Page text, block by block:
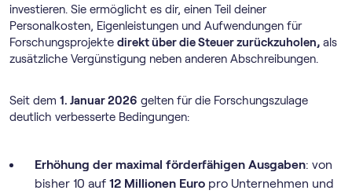
investieren. Sie ermöglicht es dir, einen Teil deiner
Personalkosten, Eigenleistungen und Aufwendungen für
Forschungsprojekte direkt über die Steuer zurückzuholen, als
zusätzliche Vergünstigung neben anderen Abschreibungen.
Seit dem 1. Januar 2026 gelten für die Forschungszulage
deutlich verbesserte Bedingungen:
Erhöhung der maximal förderfähigen Ausgaben: von
bisher 10 auf 12 Millionen Euro pro Unternehmen und